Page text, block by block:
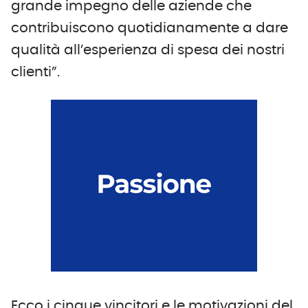
grande impegno delle aziende che
contribuiscono quotidianamente a dare
qualità all’esperienza di spesa dei nostri
clienti”.